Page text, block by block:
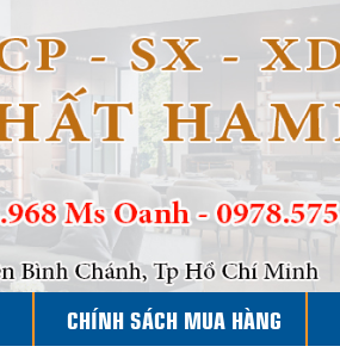
CHÍNH SÁCH MUA HÀNG